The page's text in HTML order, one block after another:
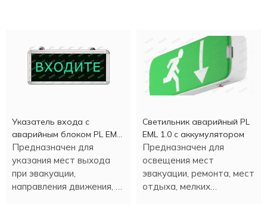
Указатель входа c
аварийным блоком PL EM
2.0 (1,5 часа)
Предназначен для
указания мест выхода
при эвакуации,
направления движения, а
Светильник аварийный PL
EML 1.0 с аккумулятором
Предназначен для
освещения мест
эвакуации, ремонта, мест
отдыха, мелких